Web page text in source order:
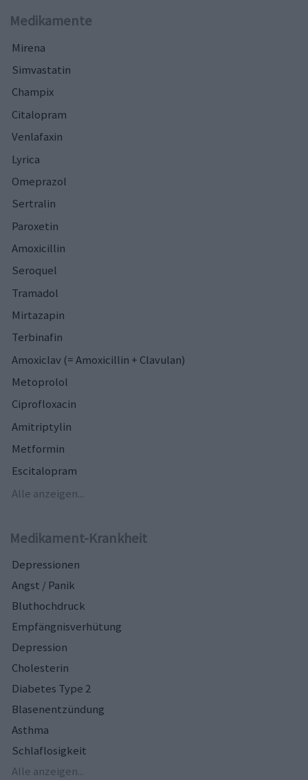
Medikamente
Mirena
Simvastatin
Champix
Citalopram
Venlafaxin
Lyrica
Omeprazol
Sertralin
Paroxetin
Amoxicillin
Seroquel
Tramadol
Mirtazapin
Terbinafin
Amoxiclav (= Amoxicillin + Clavulan)
Metoprolol
Ciprofloxacin
Amitriptylin
Metformin
Escitalopram
Alle anzeigen...
Medikament-Krankheit
Depressionen
Angst / Panik
Bluthochdruck
Empfängnisverhütung
Depression
Cholesterin
Diabetes Type 2
Blasenentzündung
Asthma
Schlaflosigkeit
Alle anzeigen...